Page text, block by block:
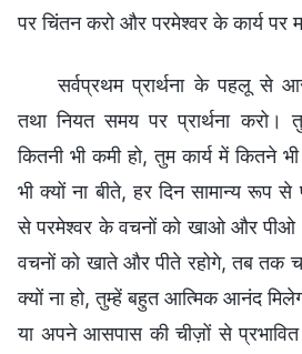
पर चिंतन करो और परमेश्वर के कार्य पर
सर्वप्रथम प्रार्थना के पहलू से
तथा नियत समय पर प्रार्थना करो।
कितनी भी कमी हो, तुम कार्य में कितने
भी क्यों ना बीते, हर दिन सामान्य रूप से
से परमेश्वर के वचनों को खाओ और
वचनों को खाते और पीते रहोगे, तब तक
क्यों ना हो, तुम्हें बहुत आत्मिक आनंद
या अपने आसपास की चीज़ों से